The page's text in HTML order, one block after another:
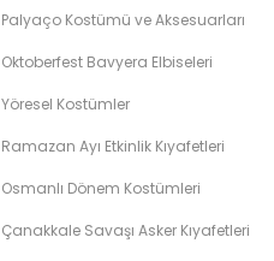
Palyaço Kostümü ve Aksesuarları
Oktoberfest Bavyera Elbiseleri
Yöresel Kostümler
Ramazan Ayı Etkinlik Kıyafetleri
Osmanlı Dönem Kostümleri
Çanakkale Savaşı Asker Kıyafetleri